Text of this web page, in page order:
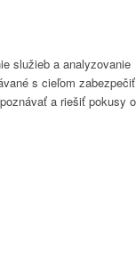
služieb a analyzovanie
s cieľom zabezpečiť
a riešiť pokusy o